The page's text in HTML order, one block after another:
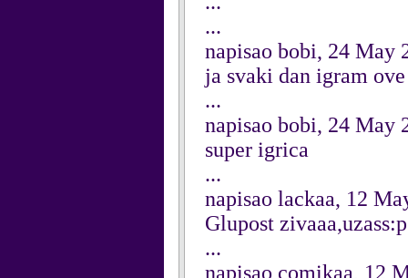
...
napisao bobi, 24 May
ja svaki dan igram
...
napisao bobi, 24 May
super igrica
...
napisao lackaa, 12
Glupost zivaaa,uzass:p
...
napisao comikaa, 12